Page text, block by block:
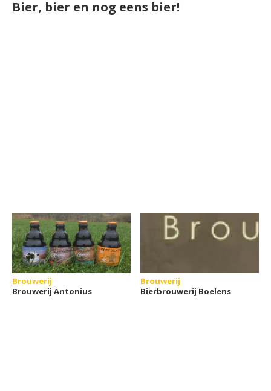
Bier, bier en nog eens bier!
Brouwerij
Brouwerij Antonius
Brouwerij
Bierbrouwerij Boelens